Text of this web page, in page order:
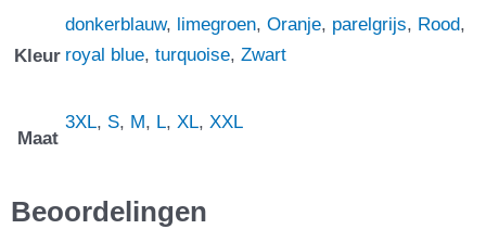
Kleur
donkerblauw, limegroen, Oranje, parelgrijs, Rood,
royal blue, turquoise, Zwart
Maat
3XL, S, M, L, XL, XXL
Beoordelingen